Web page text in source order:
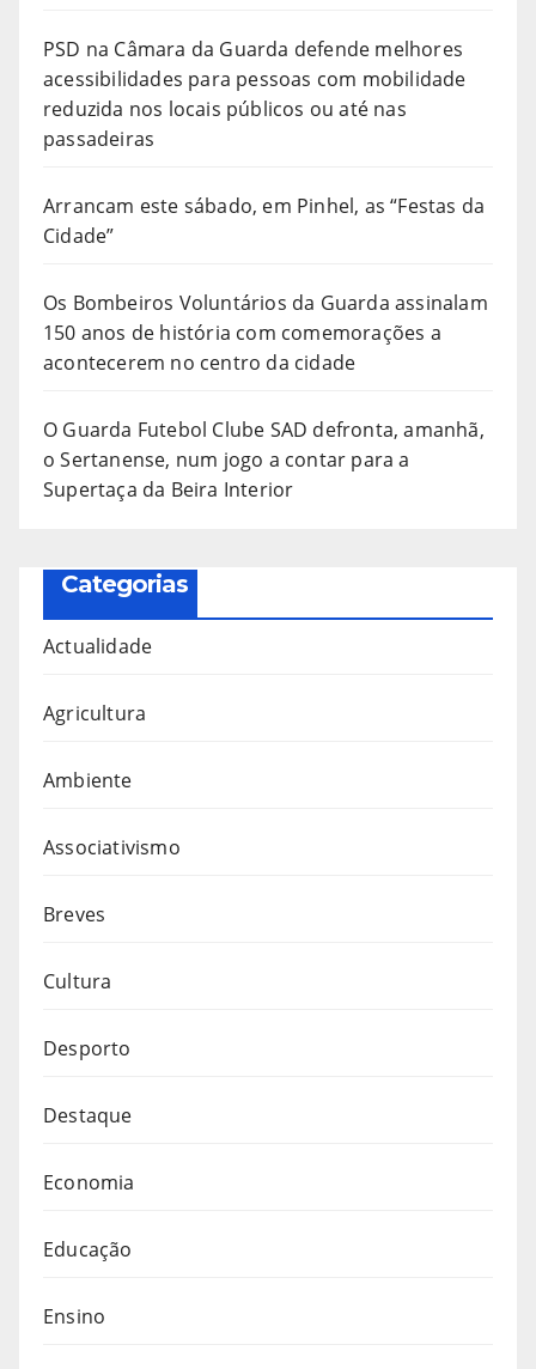
PSD na Câmara da Guarda defende melhores
acessibilidades para pessoas com mobilidade
reduzida nos locais públicos ou até nas
passadeiras
Arrancam este sábado, em Pinhel, as “Festas da
Cidade”
Os Bombeiros Voluntários da Guarda assinalam
150 anos de história com comemorações a
acontecerem no centro da cidade
O Guarda Futebol Clube SAD defronta, amanhã,
o Sertanense, num jogo a contar para a
Supertaça da Beira Interior
Categorias
Actualidade
Agricultura
Ambiente
Associativismo
Breves
Cultura
Desporto
Destaque
Economia
Educação
Ensino